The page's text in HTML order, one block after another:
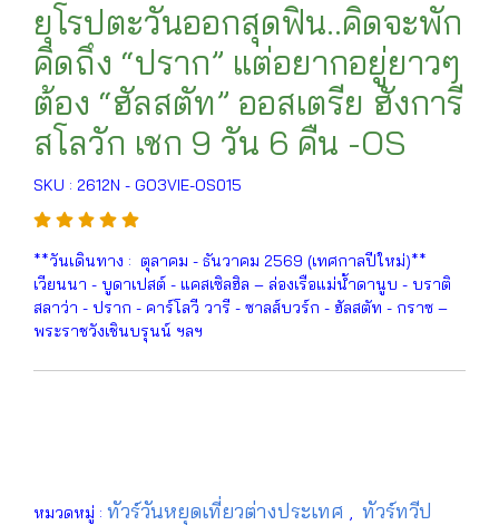
ยุโรปตะวันออกสุดฟิน..คิดจะพัก
คิดถึง “ปราก” แต่อยากอยู่ยาวๆ
ต้อง “ฮัลสตัท” ออสเตรีย ฮังการี
สโลวัก เชก 9 วัน 6 คืน -OS
SKU : 2612N - GO3VIE-OS015
**วันเดินทาง : ตุลาคม - ธันวาคม 2569 (เทศกาลปีใหม่)**
เวียนนา - บูดาเปสต์ - แคสเซิลฮิล – ล่องเรือแม่น้ำดานูบ - บราติ
สลาว่า - ปราก - คาร์โลวี วารี - ซาลส์บวร์ก - ฮัลสตัท - กราซ –
พระราชวังเชินบรุนน์ ฯลฯ
หมวดหมู่ : ทัวร์วันหยุดเที่ยวต่างประเทศ , ทัวร์ทวีป